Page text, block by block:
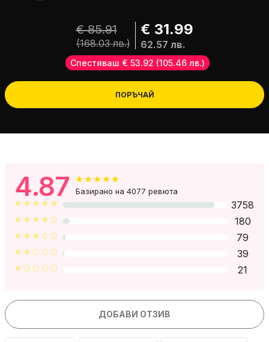
€ 85.91
(168.03 лв.)
€ 31.99
62.57 лв.
Спестяваш € 53.92 (105.46 лв.)
ПОРЪЧАЙ
4.87 Базирано на 4077 ревюта
3758
180
79
39
21
ДОБАВИ ОТЗИВ